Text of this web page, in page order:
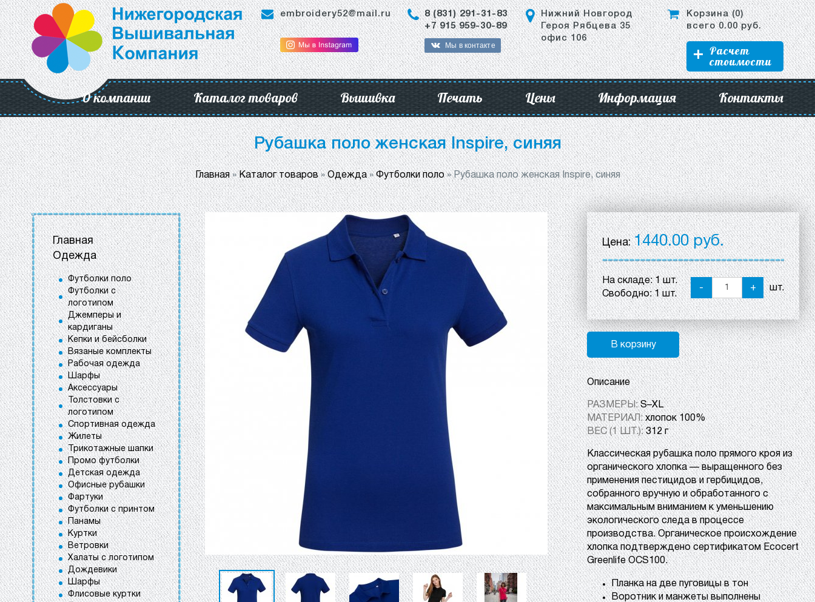
embroidery52@mail.ru
8 (831) 291-31-83
+7 915 959-30-89
Мы в контакте
Нижний Новгород
Героя Рябцева 35
офис 106
Корзина (0)
всего0.00руб.
Расчет
стоимости
О компании Каталог товаров Вышивка Печать Цены Информация Контакты
Рубашка поло женская Inspire, синяя
Главная»Каталог товаров»Одежда»Футболки поло»Рубашка поло женская Inspire, синяя
Главная
Одежда
Футболки поло
Футболки с
логотипом
Джемперы и
кардиганы
Кепки и бейсболки
Вязаные комплекты
Рабочая одежда
Шарфы
Аксессуары
Толстовки с
логотипом
Спортивная одежда
Жилеты
Трикотажные шапки
Промо футболки
Детская одежда
Офисные рубашки
Фартуки
Футболки с принтом
Панамы
Куртки
Ветровки
Халаты с логотипом
Дождевики
Шарфы
Флисовые куртки
Цена:1440.00 руб.
На складе:1 шт.
Свободно:1 шт.
- + шт.
В корзину
Описание
РАЗМЕРЫ:S–XL
МАТЕРИАЛ:хлопок 100%
ВЕС (1 ШТ.):312 г
Классическая рубашка поло прямого кроя из
органического хлопка — выращенного без
применения пестицидов и гербицидов,
собранного вручную и обработанного с
максимальным вниманием к уменьшению
экологического следа в процессе
производства. Органическое происхождение
хлопка подтверждено сертификатом Ecocert
Greenlife OCS100.
Планка на две пуговицы в тон
Воротник и манжеты выполнены